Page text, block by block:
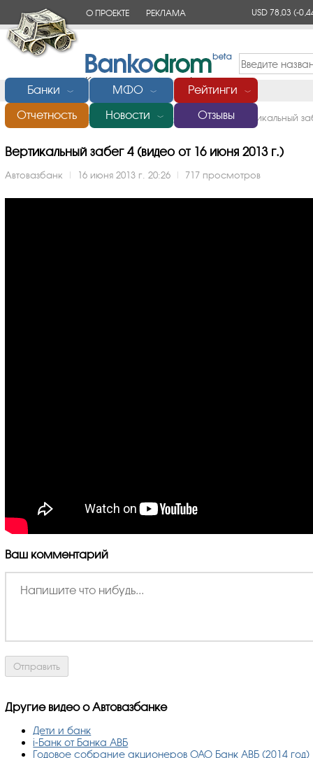
О ПРОЕКТЕ РЕКЛАМА USD 78,03(-
Банки ﹀ МФО ﹀ Рейтинги ﹀
Отчетность Новости ﹀ Отзывы
Главная/Банки России/Автовазбанк /Видео/ Вертикальный
Вертикальный забег 4 (видео от 16 июня 2013 г.)
Автовазбанк | 16 июня 2013 г. 20:26 | 717 просмотров
Ваш комментарий
Другие видео о Автовазбанке
Дети и банк
i-Банк от Банка АВБ
Годовое собрание акционеров ОАО Банк АВБ (2014 год)